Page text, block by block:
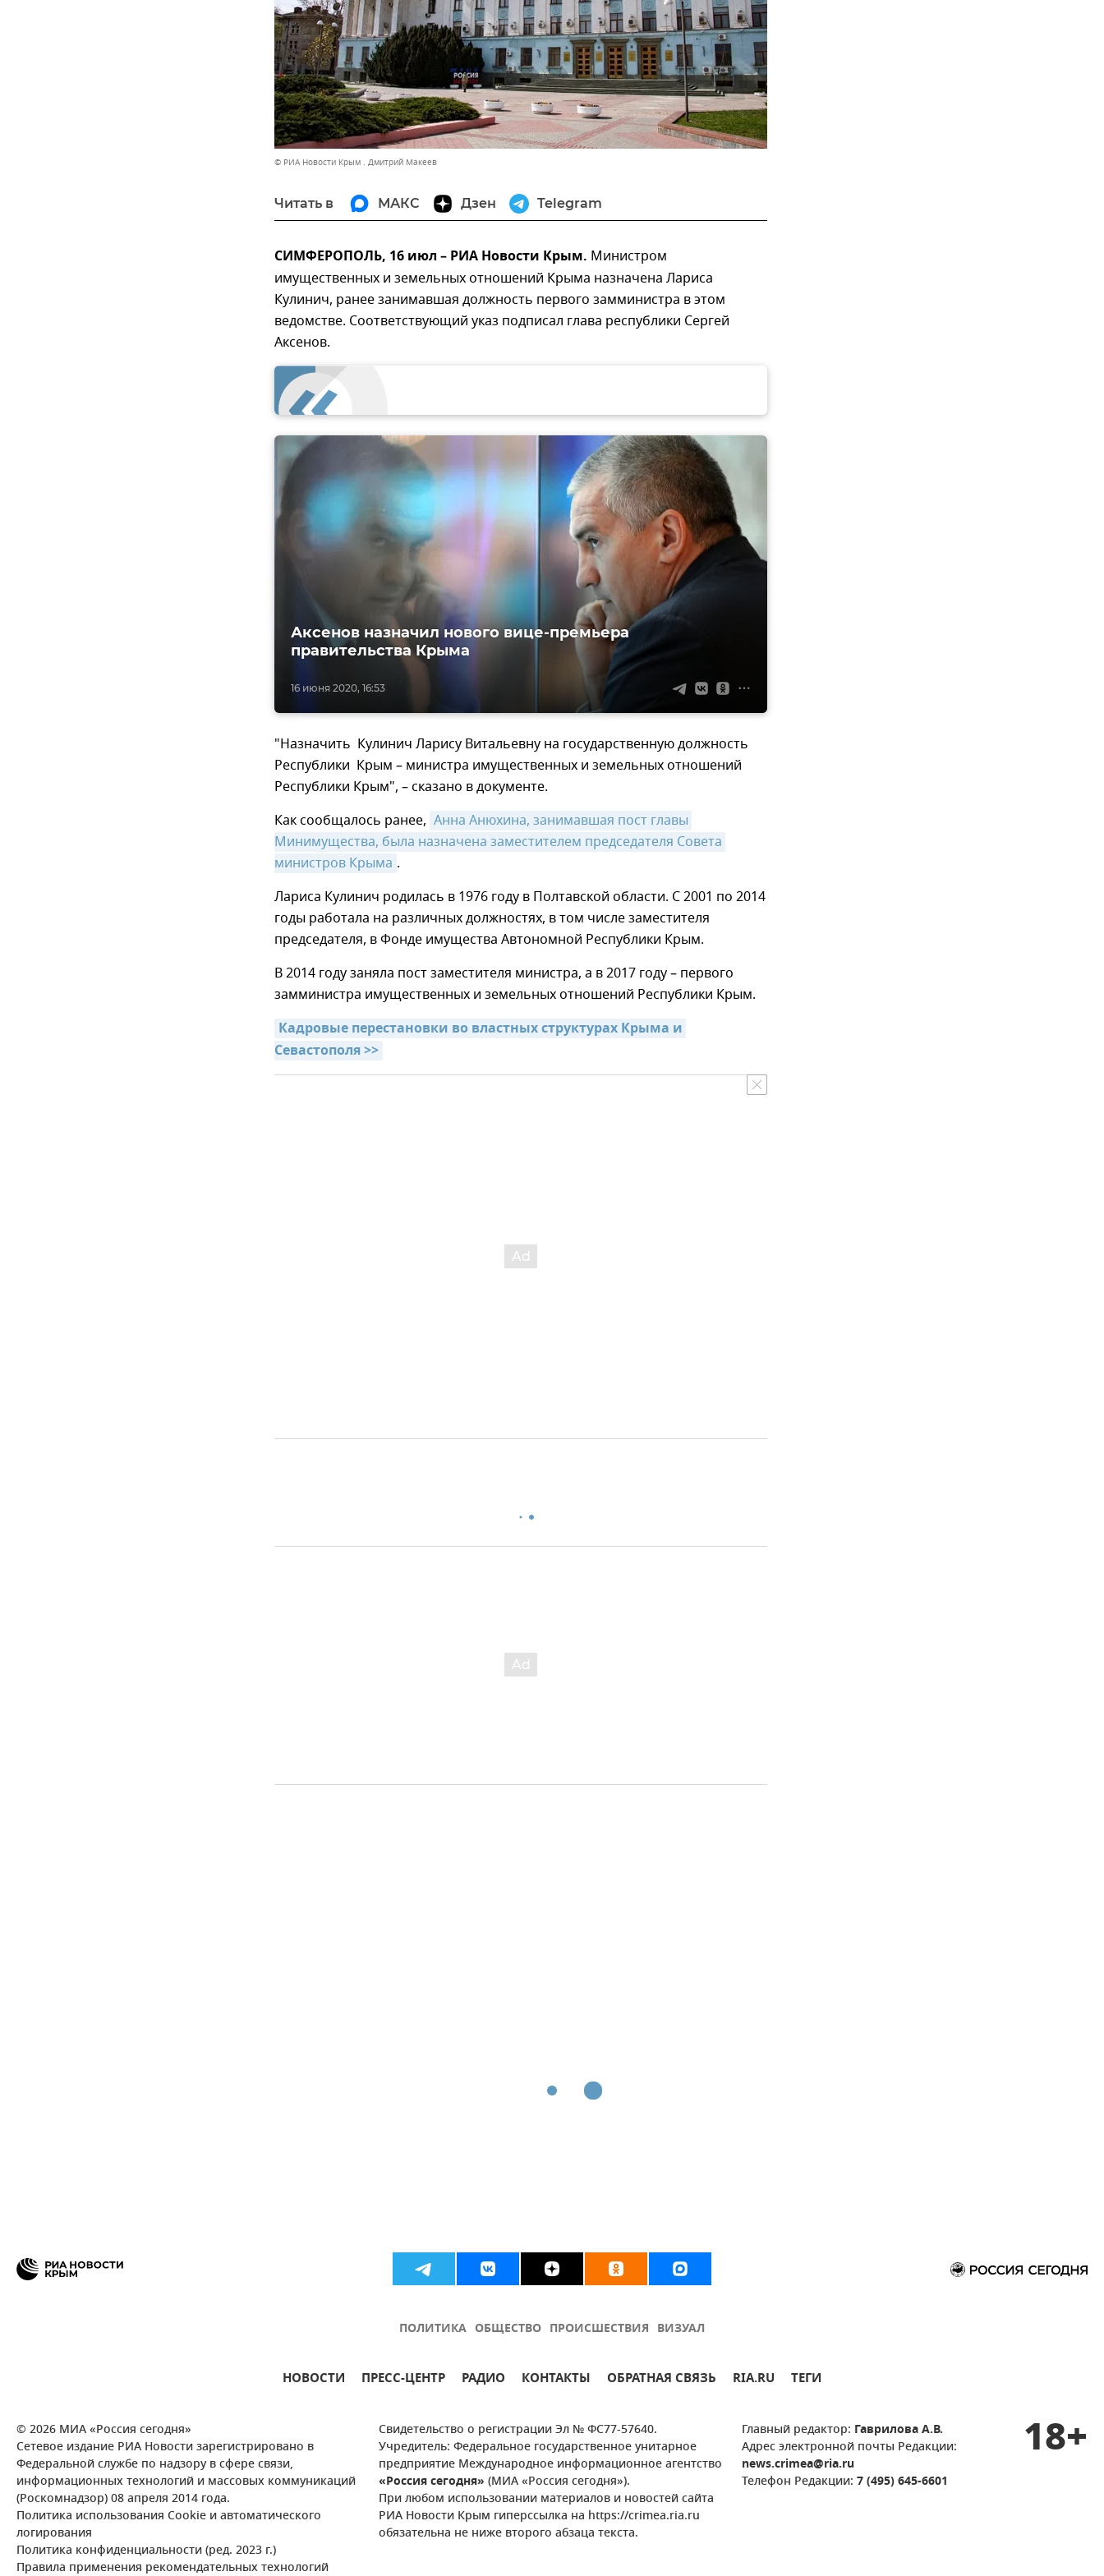
© РИА Новости Крым . Дмитрий Макеев
Читать в МАКС Дзен Telegram
СИМФЕРОПОЛЬ, 16 июл – РИА Новости Крым. Министром
имущественных и земельных отношений Крыма назначена Лариса
Кулинич, ранее занимавшая должность первого замминистра в этом
ведомстве. Соответствующий указ подписал глава республики Сергей
Аксенов.
16 июня 2020, 16:53
Аксенов назначил нового вице-премьера
правительства Крыма
"Назначить Кулинич Ларису Витальевну на государственную должность
Республики Крым – министра имущественных и земельных отношений
Республики Крым", – сказано в документе.
Как сообщалось ранее, Анна Анюхина, занимавшая пост главы
Минимущества, была назначена заместителем председателя Совета
министров Крыма .
Лариса Кулинич родилась в 1976 году в Полтавской области. С 2001 по 2014
годы работала на различных должностях, в том числе заместителя
председателя, в Фонде имущества Автономной Республики Крым.
В 2014 году заняла пост заместителя министра, а в 2017 году – первого
замминистра имущественных и земельных отношений Республики Крым.
Кадровые перестановки во властных структурах Крыма и
Севастополя >>
ПОЛИТИКА ОБЩЕСТВО ПРОИСШЕСТВИЯ ВИЗУАЛ
НОВОСТИ ПРЕСС-ЦЕНТР РАДИО КОНТАКТЫ ОБРАТНАЯ СВЯЗЬ RIA.RU ТЕГИ
© 2026 МИА «Россия сегодня»
Сетевое издание РИА Новости зарегистрировано в
Федеральной службе по надзору в сфере связи,
информационных технологий и массовых коммуникаций
(Роскомнадзор) 08 апреля 2014 года.
Политика использования Cookie и автоматического
логирования
Политика конфиденциальности (ред. 2023 г.)
Правила применения рекомендательных технологий
Свидетельство о регистрации Эл № ФС77-57640.
Учредитель: Федеральное государственное унитарное
предприятие Международное информационное агентство
«Россия сегодня» (МИА «Россия сегодня»).
При любом использовании материалов и новостей сайта
РИА Новости Крым гиперссылка на https://crimea.ria.ru
обязательна не ниже второго абзаца текста.
Главный редактор: Гаврилова А.В.
Адрес электронной почты Редакции:
news.crimea@ria.ru
Телефон Редакции: 7 (495) 645-6601
18+